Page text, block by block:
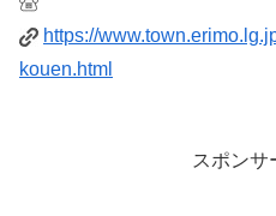
https://
kouen.html
スポンサ